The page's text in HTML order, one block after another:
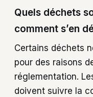
Quels déchets
comment s’en
Certains déchets
pour des raisons
réglementation.
doivent suivre la